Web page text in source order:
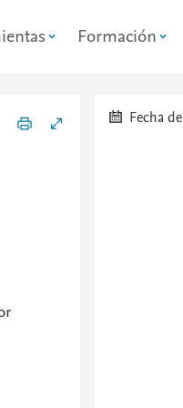
Formación
Fecha